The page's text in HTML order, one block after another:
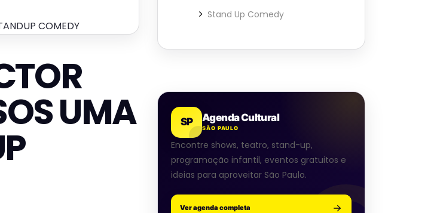
COMEDY
UMA
Stand Up Comedy
SP Agenda Cultural
SÃO PAULO
Encontre shows, teatro, stand-up,
programação infantil, eventos gratuitos e
ideias para aproveitar São Paulo.
Ver agenda completa